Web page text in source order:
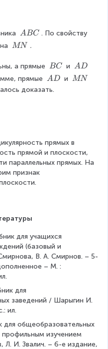
\
\
B
C
ABC . По свойству
\
M
N
MN .
а прямые \
\
BC и \
\
AD
прямые \
\
AD и \
MN
доказать.
прямых в
прямой и плоскости,
параллельных прямых. На
признак
для учащихся
(базовый и
В. А. Смирнов. – 5-
– М. :
для
заведений / Шарыгин И.
ил.
для общеобразовательных
профильным изучением
Л. И. Звалич. – 6-е издание,